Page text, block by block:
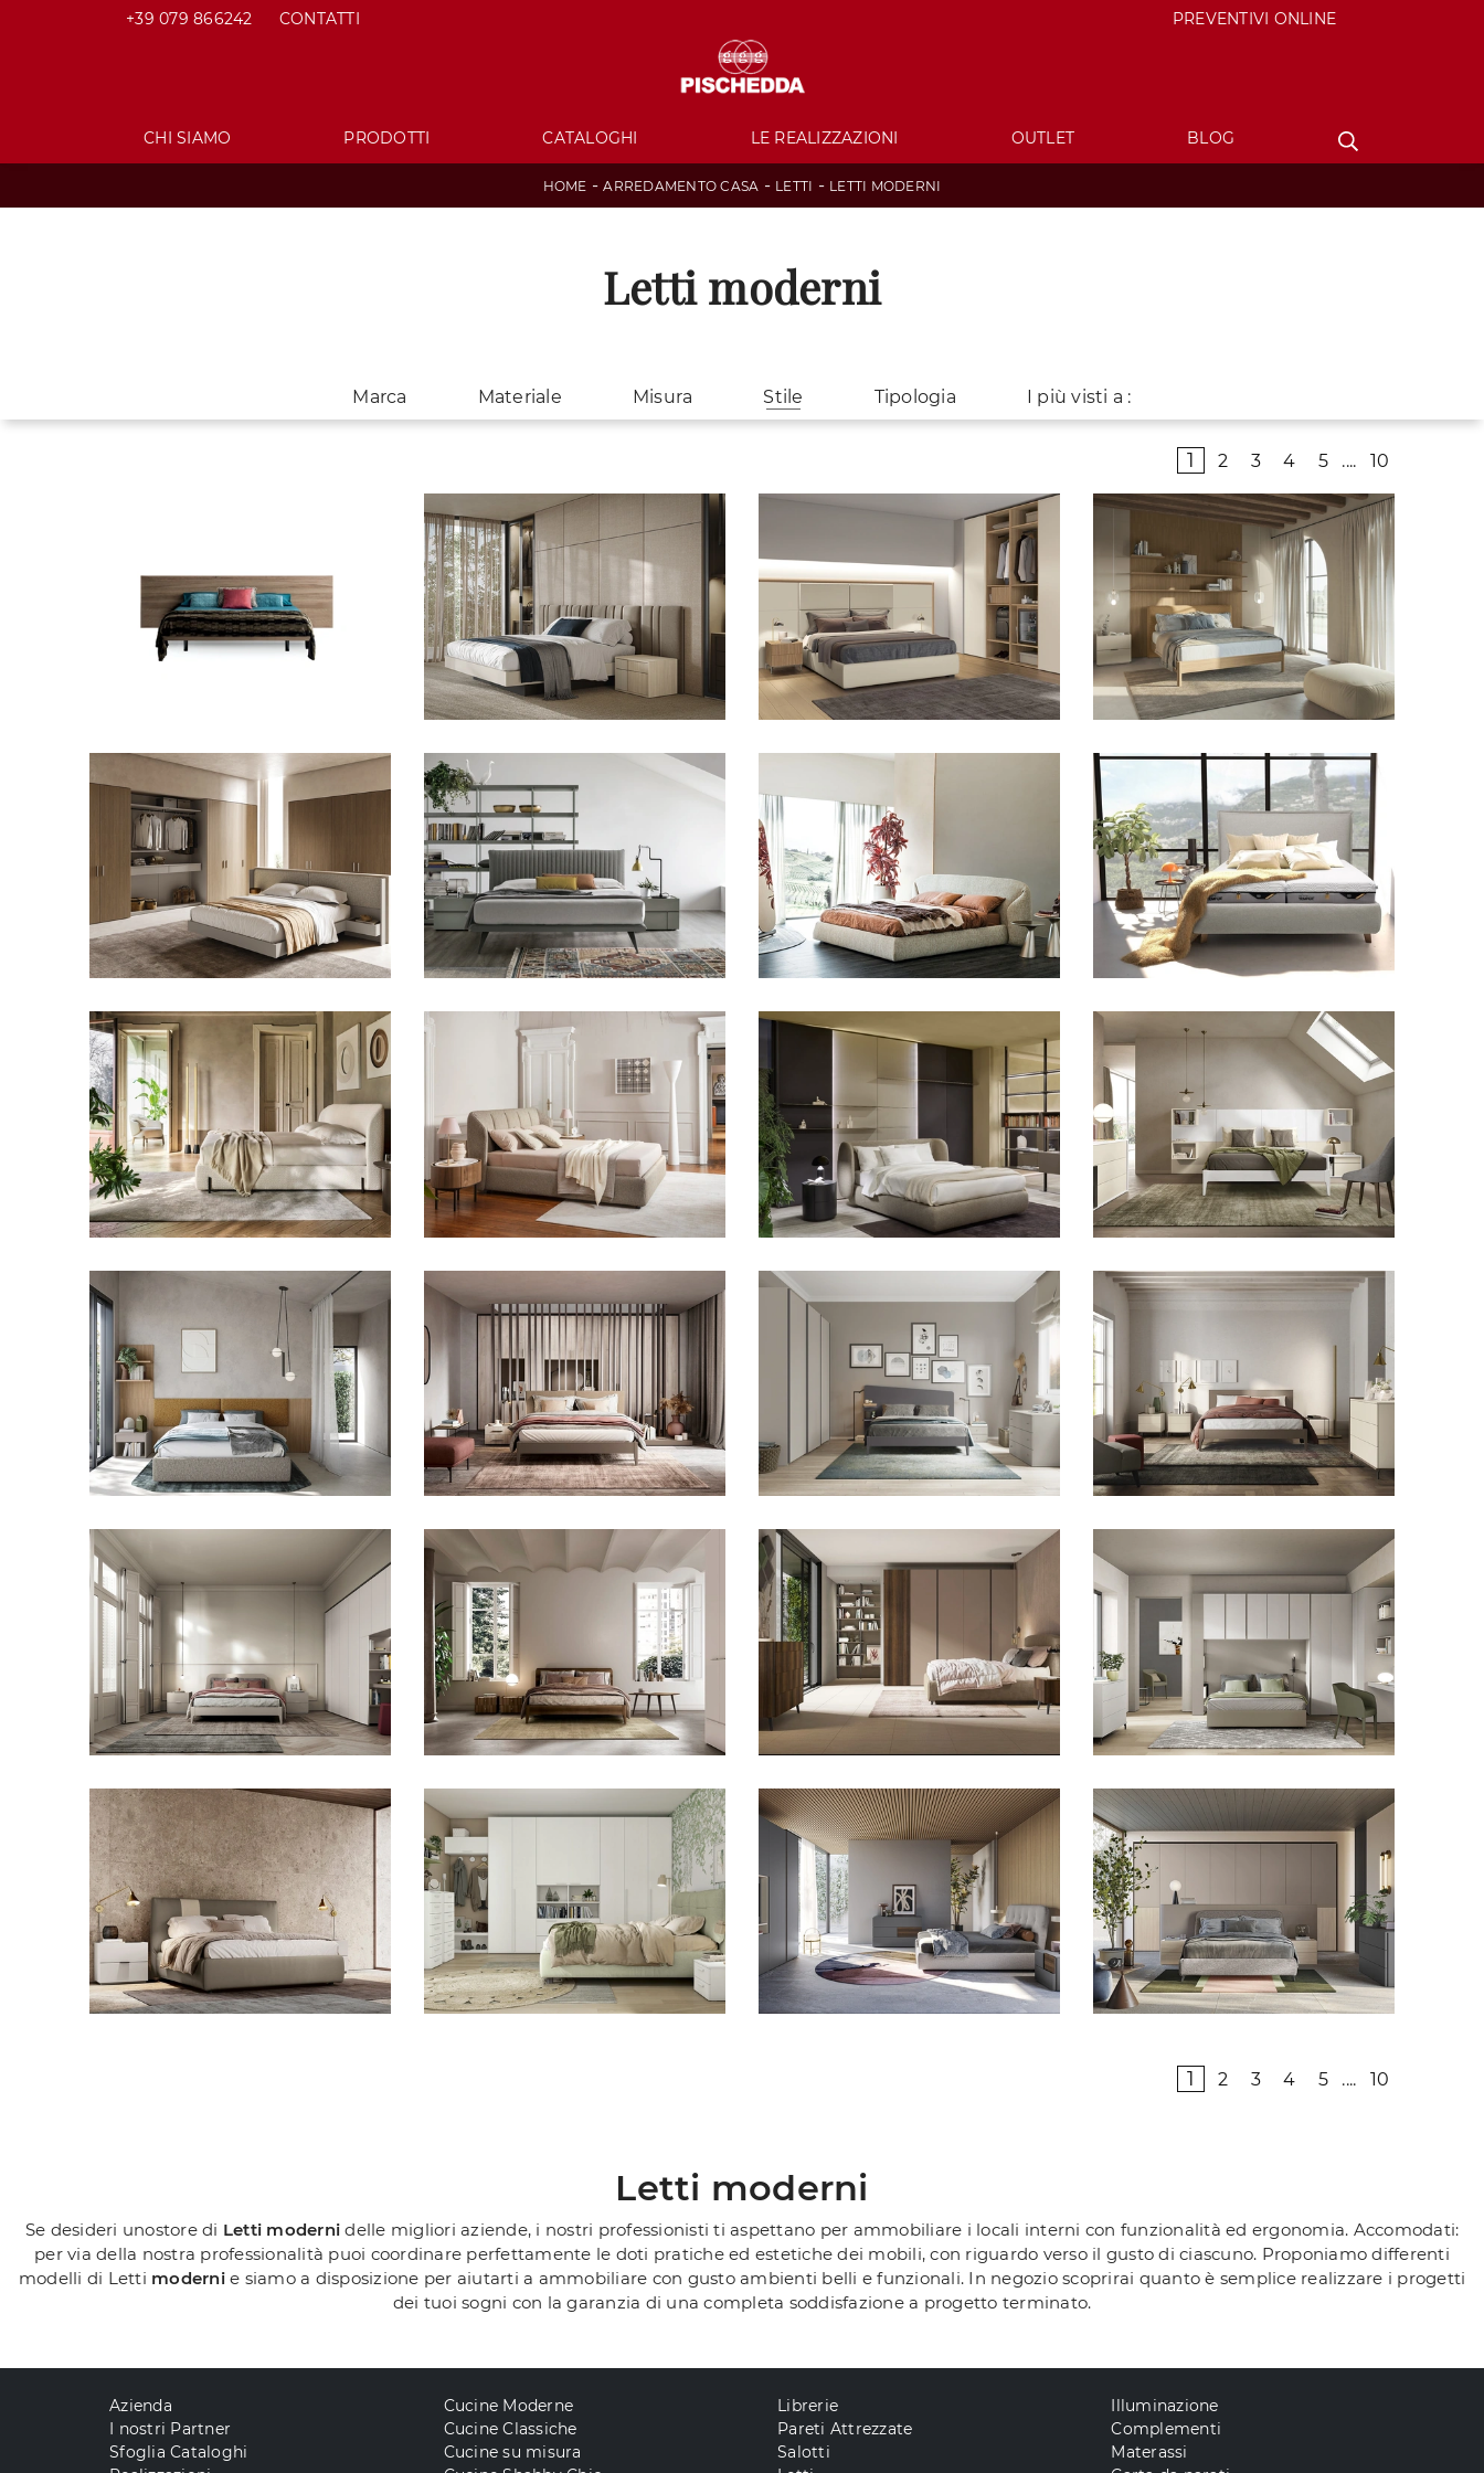
+39 079 866242 CONTATTI PREVENTIVI ONLINE
CHI SIAMO PRODOTTI CATALOGHI LE REALIZZAZIONI OUTLET BLOG
HOME -ARREDAMENTO CASA - LETTI - LETTI MODERNI
Letti moderni
Marca Materiale Misura Stile Tipologia I più visti a :
1 2 3 4 5 .... 10
1 2 3 4 5 .... 10
Letti moderni
Se desideri unostore di Letti moderni delle migliori aziende, i nostri professionisti ti aspettano per ammobiliare i locali interni con funzionalità ed ergonomia. Accomodati:
per via della nostra professionalità puoi coordinare perfettamente le doti pratiche ed estetiche dei mobili, con riguardo verso il gusto di ciascuno. Proponiamo differenti
modelli di Letti modernie siamo a disposizione per aiutarti a ammobiliare con gusto ambienti belli e funzionali. In negozio scoprirai quanto è semplice realizzare i progetti
dei tuoi sogni con la garanzia di una completa soddisfazione a progetto terminato.
Azienda
I nostri Partner
Sfoglia Cataloghi
Cucine Moderne
Cucine Classiche
Cucine su misura
Librerie
Pareti Attrezzate
Salotti
Illuminazione
Complementi
Materassi